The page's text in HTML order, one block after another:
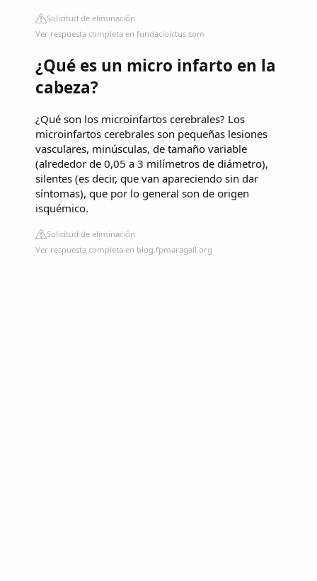
Solicitud de eliminación
Ver respuesta completa en fundacioictus.com
¿Qué es un micro infarto en la
cabeza?
¿Qué son los microinfartos cerebrales? Los
microinfartos cerebrales son pequeñas lesiones
vasculares, minúsculas, de tamaño variable
(alrededor de 0,05 a 3 milímetros de diámetro),
silentes (es decir, que van apareciendo sin dar
síntomas), que por lo general son de origen
isquémico.
Solicitud de eliminación
Ver respuesta completa en blog.fpmaragall.org